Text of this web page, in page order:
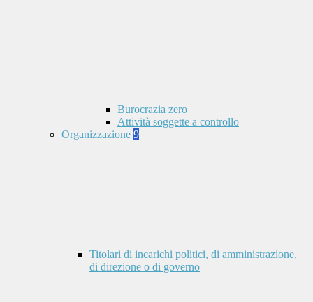
Burocrazia zero
Attività soggette a controllo
Organizzazione 9
Titolari di incarichi politici, di amministrazione,
di direzione o di governo